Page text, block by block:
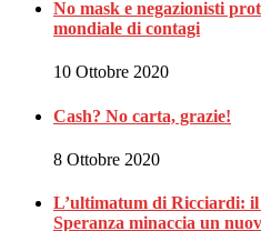
No mask e negazionisti
mondiale di contagi
10 Ottobre 2020
Cash? No carta, grazie!
8 Ottobre 2020
L’ultimatum di Ricciardi:
Speranza minaccia un